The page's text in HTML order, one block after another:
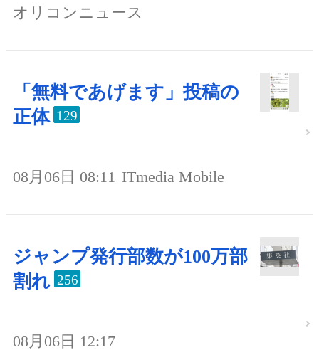
オリコンニュース
「無料であげます」投稿の
正体 129
08月06日 08:11 ITmedia Mobile
ジャンプ発行部数が100万部
割れ 256
08月06日 12:17